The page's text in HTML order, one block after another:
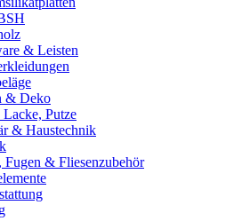
& Leisten
& Deko
Lacke, Putze
& Haustechnik
Fugen & Fliesenzubehör